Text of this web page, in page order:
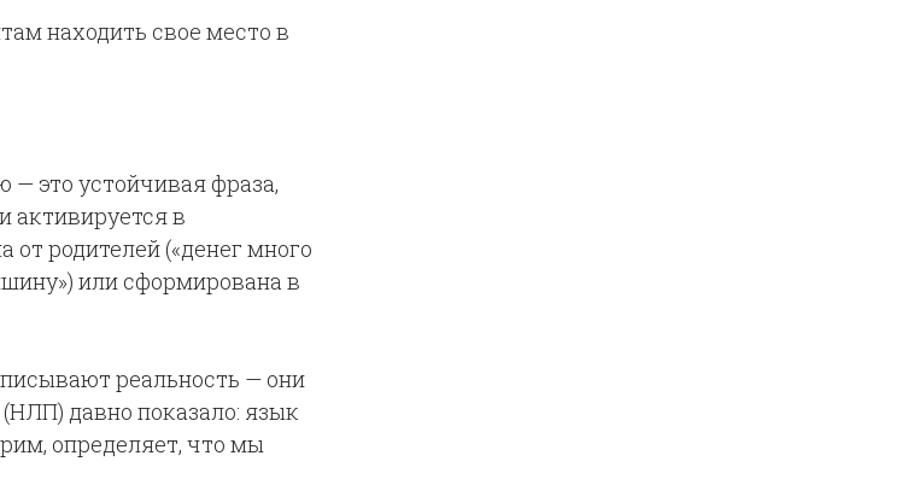
находить свое место в
это устойчивая фраза,
активируется в
родителей («денег много
или сформирована в
реальность — они
давно показало: язык
определяет, что мы